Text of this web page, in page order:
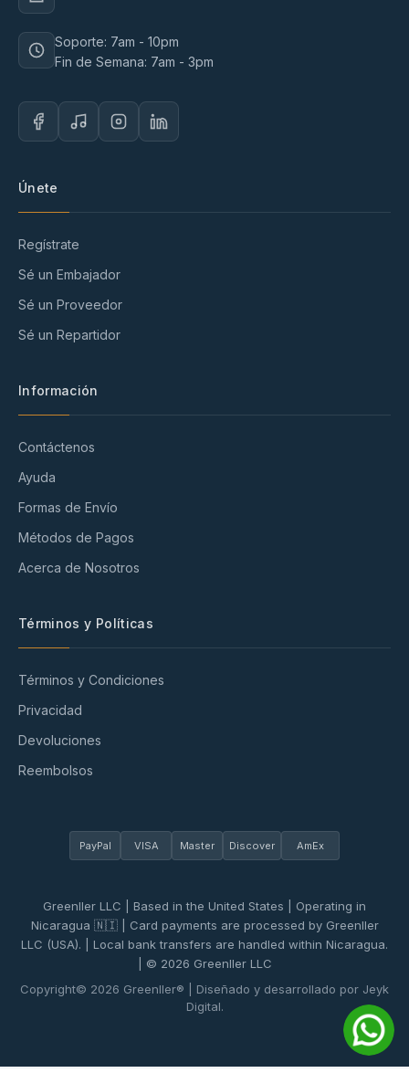
Soporte: 7am - 10pm
Fin de Semana: 7am - 3pm
Únete
Regístrate
Sé un Embajador
Sé un Proveedor
Sé un Repartidor
Información
Contáctenos
Ayuda
Formas de Envío
Métodos de Pagos
Acerca de Nosotros
Términos y Políticas
Términos y Condiciones
Privacidad
Devoluciones
Reembolsos
PayPal VISA Master Discover AmEx
Greenller LLC | Based in the United States | Operating in
Nicaragua 🇳🇮 | Card payments are processed by Greenller
LLC (USA). | Local bank transfers are handled within Nicaragua.
| © 2026 Greenller LLC
Copyright© 2026 Greenller® | Diseñado y desarrollado por Jeyk
Digital.